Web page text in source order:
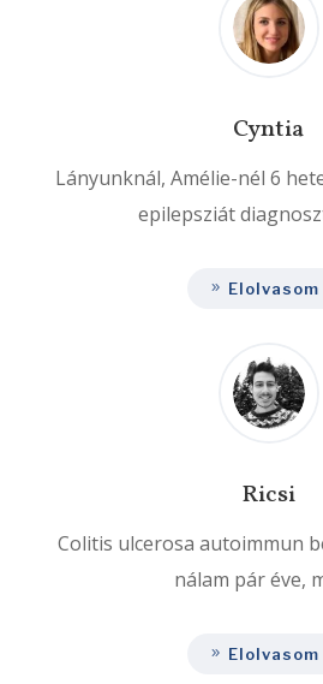
Cyntia
Lányunknál, Amélie-nél 6
epilepsziát
Elolvasom
Ricsi
Colitis ulcerosa autoimmun
nálam pár éve,
Elolvasom